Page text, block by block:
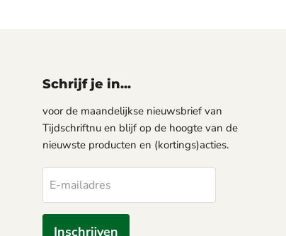
Schrijf je in...
voor de maandelijkse nieuwsbrief van
Tijdschriftnu en blijf op de hoogte van de
nieuwste producten en (kortings)acties.
E-mailadres
Inschrijven